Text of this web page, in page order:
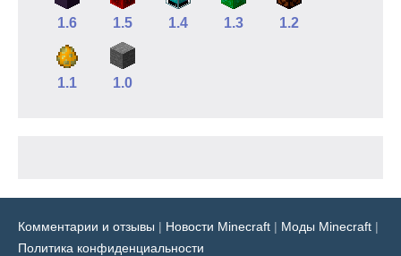
1.6 1.5 1.4 1.3 1.2
1.1 1.0
Комментарии и отзывы | Новости Minecraft | Моды Minecraft |
Политика конфиденциальности